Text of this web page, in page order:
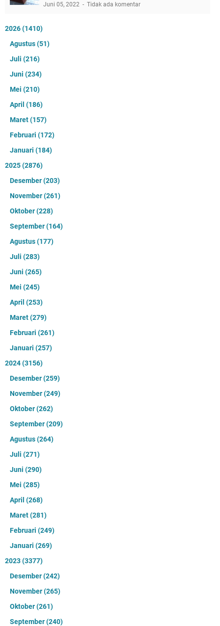
Juni 05, 2022 Tidak ada komentar
2026(1410)
Agustus(51)
Juli (216)
Juni (234)
Mei (210)
April (186)
Maret(157)
Februari (172)
Januari (184)
2025(2876)
Desember(203)
November(261)
Oktober(228)
September(164)
Agustus(177)
Juli (283)
Juni (265)
Mei (245)
April (253)
Maret(279)
Februari (261)
Januari (257)
2024(3156)
Desember(259)
November(249)
Oktober(262)
September(209)
Agustus(264)
Juli (271)
Juni (290)
Mei (285)
April (268)
Maret(281)
Februari (249)
Januari (269)
2023(3377)
Desember(242)
November(265)
Oktober(261)
September(240)